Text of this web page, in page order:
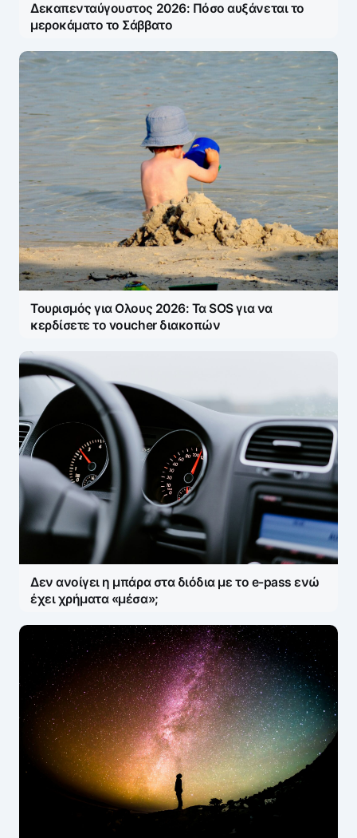
Name
E-mail*
Save my name and e-mail in this browser for the
next time I comment.
Δεκαπενταύγουστος 2026: Πόσο αυξάνεται το
μεροκάματο το Σάββατο
Τουρισμός για Ολους 2026: Τα SOS για να
κερδίσετε το voucher διακοπών
Δεν ανοίγει η μπάρα στα διόδια με το e-pass ενώ
έχει χρήματα «μέσα»;